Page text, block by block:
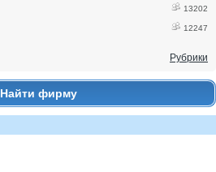
13202
12247
Рубрики
Найти фирму